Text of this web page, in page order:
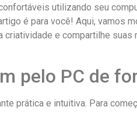
utilizando seu
é para você! Aqui, vamos
e compartilhe
pelo PC ​de
‍prática e⁢ intuitiva. Para